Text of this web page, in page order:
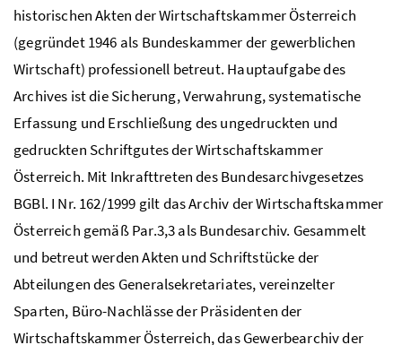
historischen Akten der Wirtschaftskammer Österreich
(gegründet 1946 als Bundeskammer der gewerblichen
Wirtschaft) professionell betreut. Hauptaufgabe des
Archives ist die Sicherung, Verwahrung, systematische
Erfassung und Erschließung des ungedruckten und
gedruckten Schriftgutes der Wirtschaftskammer
Österreich. Mit Inkrafttreten des Bundesarchivgesetzes
BGBl. I Nr. 162/1999 gilt das Archiv der Wirtschaftskammer
Österreich gemäß Par.3,3 als Bundesarchiv. Gesammelt
und betreut werden Akten und Schriftstücke der
Abteilungen des Generalsekretariates, vereinzelter
Sparten, Büro-Nachlässe der Präsidenten der
Wirtschaftskammer Österreich, das Gewerbearchiv der